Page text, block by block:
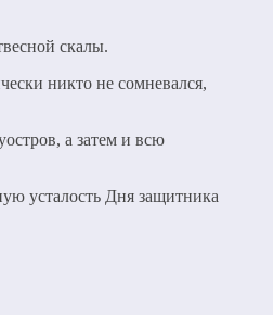
скалы.
никто не сомневался,
а затем и всю
усталость Дня защитника